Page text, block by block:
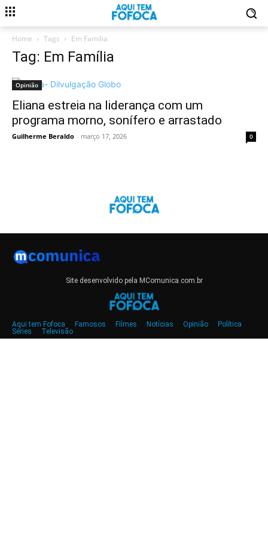
Home Tags Em Família
Tag: Em Família
Opinião
Eliana estreia na liderança com um
programa morno, sonífero e arrastado
Guilherme Beraldo - março 17, 2026 0
Site desenvolvido pela MComunica.com.br
Aqui tem Fofoca Famosos Filmes Notícias Opinião
Política
Séries
Televisão